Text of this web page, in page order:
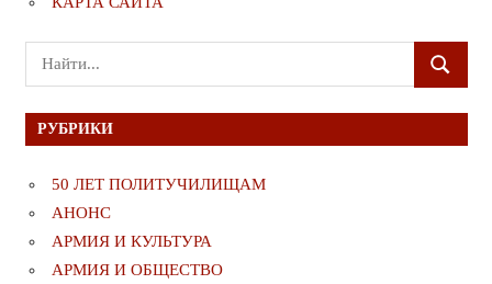
Поиск
для:
ПОИСК
РУБРИКИ
50 ЛЕТ ПОЛИТУЧИЛИЩАМ
АНОНС
АРМИЯ И КУЛЬТУРА
АРМИЯ И ОБЩЕСТВО